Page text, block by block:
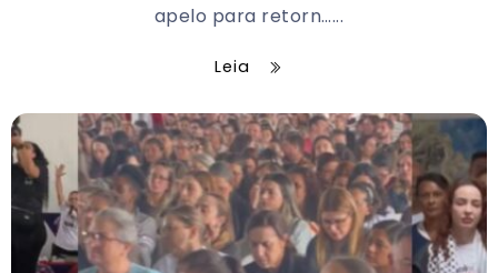
apelo para retorn…...
Leia